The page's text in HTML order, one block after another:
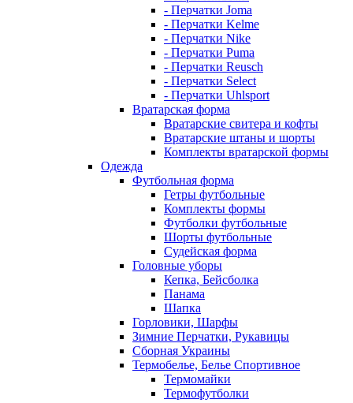
- Перчатки Joma
- Перчатки Kelme
- Перчатки Nike
- Перчатки Puma
- Перчатки Reusch
- Перчатки Select
- Перчатки Uhlsport
Вратарская форма
Вратарские свитера и кофты
Вратарские штаны и шорты
Комплекты вратарской формы
Одежда
Футбольная форма
Гетры футбольные
Комплекты формы
Футболки футбольные
Шорты футбольные
Судейская форма
Головные уборы
Кепка, Бейсболка
Панама
Шапка
Горловики, Шарфы
Зимние Перчатки, Рукавицы
Сборная Украины
Термобелье, Белье Спортивное
Термомайки
Термофутболки